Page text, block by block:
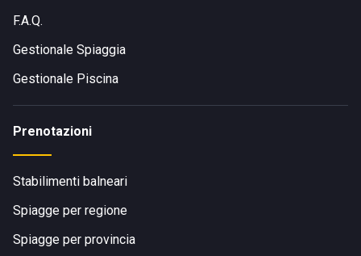
F.A.Q.
Gestionale Spiaggia
Gestionale Piscina
Prenotazioni
Stabilimenti balneari
Spiagge per regione
Spiagge per provincia